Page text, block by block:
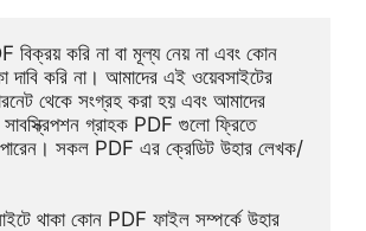
করি না বা মূল্য নেয় না এবং কোন
দাবি করি না। আমাদের এই ওয়েবসাইটের
থেকে সংগ্রহ করা হয় এবং আমাদের
গ্রাহক PDF গুলো ফ্রিতে
পারেন। সকল PDF এর ক্রেডিট উহার লেখক/